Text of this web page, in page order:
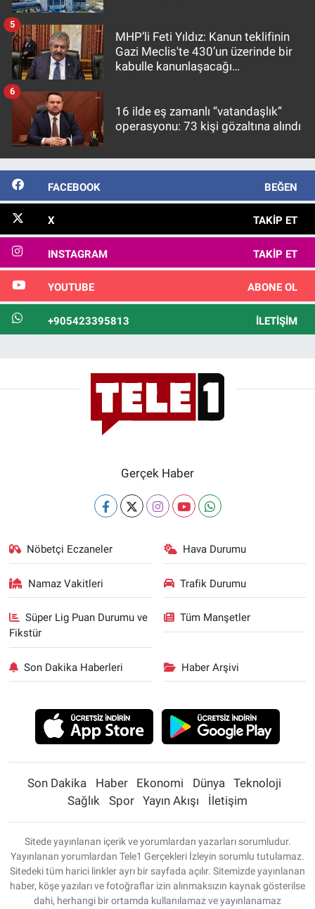
MHP’li Feti Yıldız: Kanun teklifinin
Gazi Meclis'te 430’un üzerinde bir
kabulle kanunlaşacağı
5
16 ilde eş zamanlı “vatandaşlık”
operasyonu: 73 kişi gözaltına alındı
6
FACEBOOK BEĞEN
X TAKIP ET
INSTAGRAM TAKIP ET
YOUTUBE ABONE OL
+905423395813 İLETIŞIM
Gerçek Haber
Nöbetçi Eczaneler Hava Durumu
Namaz Vakitleri Trafik Durumu
Süper Lig Puan Durumu ve
Fikstür
Tüm Manşetler
Son Dakika Haberleri Haber Arşivi
Son Dakika Haber Ekonomi Dünya
Teknoloji
Sağlık
Spor Yayın Akışı İletişim
Sitede yayınlanan içerik ve yorumlardan yazarları sorumludur.
Yayınlanan yorumlardan Tele1 Gerçekleri İzleyin sorumlu tutulamaz.
Sitedeki tüm harici linkler ayrı bir sayfada açılır. Sitemizde yayınlanan
haber, köşe yazıları ve fotoğraflar izin alınmaksızın kaynak gösterilse
dahi, herhangi bir ortamda kullanılamaz ve yayınlanamaz